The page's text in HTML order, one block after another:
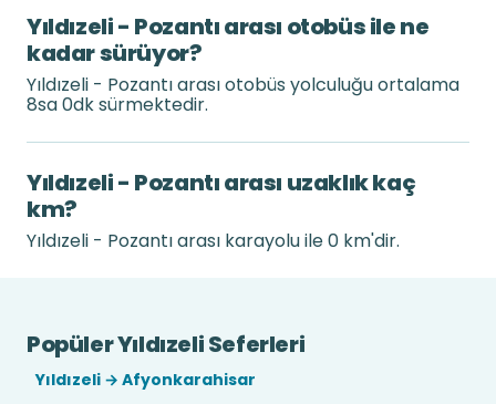
Yıldızeli - Pozantı arası otobüs ile ne
kadar sürüyor?
Yıldızeli - Pozantı arası otobüs yolculuğu ortalama
8sa 0dk sürmektedir.
Yıldızeli - Pozantı arası uzaklık kaç
km?
Yıldızeli - Pozantı arası karayolu ile 0 km'dir.
Popüler Yıldızeli Seferleri
Yıldızeli → Afyonkarahisar